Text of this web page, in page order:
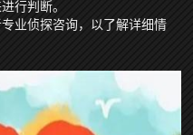
行判断。
业侦探咨询，以了解详细情